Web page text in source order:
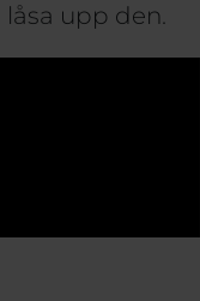
låsa upp den.